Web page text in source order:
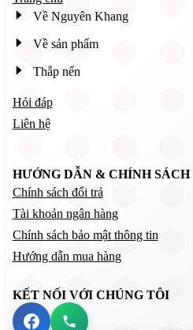
Về Nguyên Khang
Về sản phẩm
Thắp nến
Hỏi đáp
Liên hệ
HƯỚNG DẪN & CHÍNH SÁCH
Chính sách đổi trả
Tài khoản ngân hàng
Chính sách bảo mật thông tin
Hướng dẫn mua hàng
KẾT NỐI VỚI CHÚNG TÔI